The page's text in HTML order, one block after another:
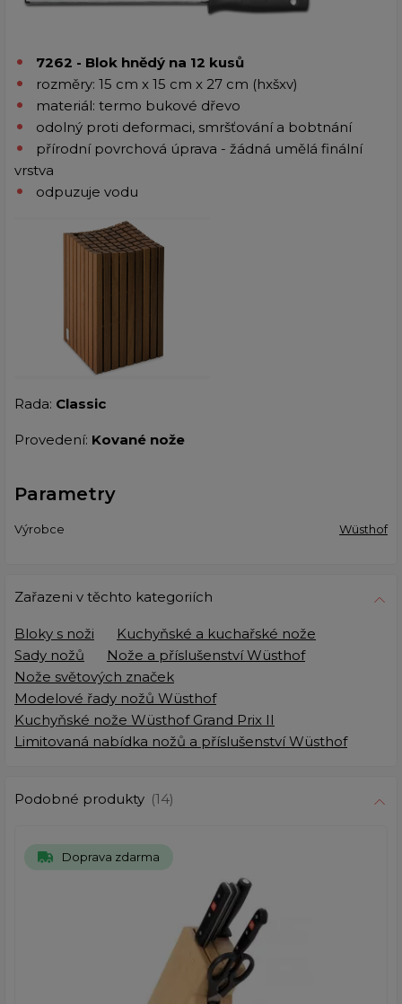
7262 - Blok hnědý na 12 kusů
rozměry: 15 cm x 15 cm x 27 cm (hxšxv)
materiál: termo bukové dřevo
odolný proti deformaci, smršťování a bobtnání
přírodní povrchová úprava - žádná umělá finální
vrstva
odpuzuje vodu
Rada: Classic
Provedení: Kované nože
Parametry
Výrobce Wüsthof
Zařazeni v těchto kategoriích
Bloky s noži
Kuchyňské a kuchařské nože
Sady nožů
Nože a příslušenství Wüsthof
Nože světových značek
Modelové řady nožů Wüsthof
Kuchyňské nože Wüsthof Grand Prix II
Limitovaná nabídka nožů a příslušenství Wüsthof
Podobné produkty (14)
Doprava zdarma